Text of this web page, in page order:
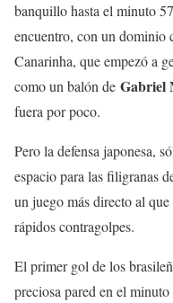
banquillo hasta el minuto
encuentro, con un dominio
Canarinha, que empezó a
como un balón de Gabriel
fuera por poco.
Pero la defensa japonesa,
espacio para las filigranas
un juego más directo al
rápidos contragolpes.
El primer gol de los
preciosa pared en el